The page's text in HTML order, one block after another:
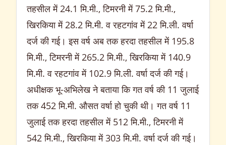
तहसील में 24.1 मि.मी., टिमरनी में 75.2 मि.मी.,
खिरकिया में 28.2 मि.मी. व रहटगांव में 22 मि.ली. वर्षा
दर्ज की गई। इस वर्ष अब तक हरदा तहसील में 195.8
मि.मी., टिमरनी में 265.2 मि.मी., खिरकिया में 140.9
मि.मी. व रहटगांव में 102.9 मि.ली. वर्षा दर्ज की गई।
अधीक्षक भू-अभिलेख ने बताया कि गत वर्ष की 11 जुलाई
तक 452 मि.मी. औसत वर्षा हो चुकी थी। गत वर्ष 11
जुलाई तक हरदा तहसील में 512 मि.मी., टिमरनी में
542 मि.मी., खिरकिया में 303 मि.मी. वर्षा दर्ज की गई।